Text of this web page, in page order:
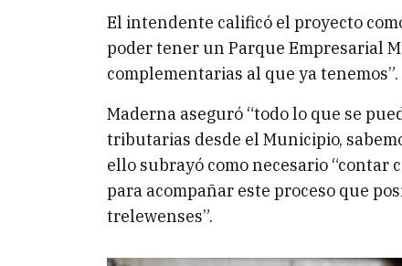
El intendente calificó el proyecto
poder tener un Parque Empresarial
complementarias al que ya tenemos”.
Maderna aseguró “todo lo que se
tributarias desde el Municipio,
ello subrayó como necesario “contar
para acompañar este proceso que
trelewenses”.